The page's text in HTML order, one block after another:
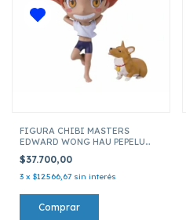
FIGURA CHIBI MASTERS
EDWARD WONG HAU PEPELU
BD79895
$37.700,00
3 x $12.566,67 sin interés